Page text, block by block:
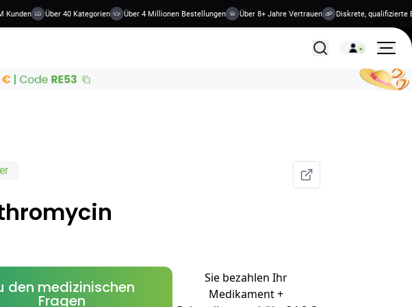
Über 40 Kategorien Über 4 Millionen Bestellungen Über 8+ Jahre Vertrauen Diskrete, qualifizierte
Alle Behandlungen
den medizinischen
Fragen
Sie bezahlen Ihr
Medikament +